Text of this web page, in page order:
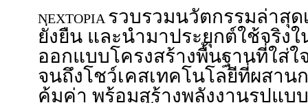
NEXTOPIA รวบรวมนวัตกรรมล่าสุ
ยั่งยืน และนำมาประยุกต์ใช้จริง
ออกแบบโครงสร้างพื้นฐานที่ใส่ใ
จนถึงโชว์เคสเทคโนโลยีที่ผสาน
คุ้มค่า พร้อมสร้างพลังงานรูปแบ